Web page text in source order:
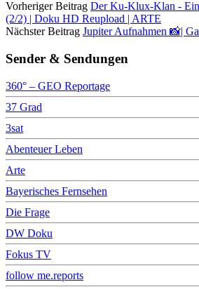
Vorheriger Beitrag Der Ku-Klux-Klan -
(2/2) | Doku HD Reupload | ARTE
Nächster Beitrag Jupiter Aufnahmen 📸|
Sender & Sendungen
360° – GEO Reportage
37 Grad
3sat
Abenteuer Leben
Arte
Bayerisches Fernsehen
Die Frage
DW Doku
Fokus TV
follow me.reports